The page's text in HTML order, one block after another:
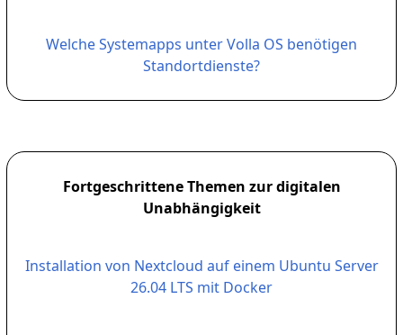
Welche Systemapps unter Volla OS benötigen
Standortdienste?
Fortgeschrittene Themen zur digitalen
Unabhängigkeit
Installation von Nextcloud auf einem Ubuntu Server
26.04 LTS mit Docker